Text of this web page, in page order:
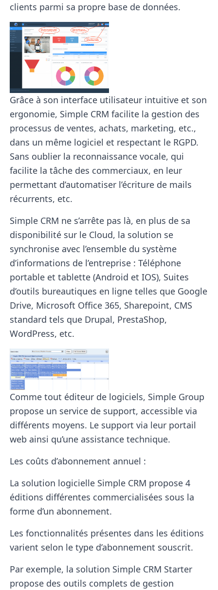
clients parmi sa propre base de données.
Grâce à son interface utilisateur intuitive et son
ergonomie, Simple CRM facilite la gestion des
processus de ventes, achats, marketing, etc.,
dans un même logiciel et respectant le RGPD.
Sans oublier la reconnaissance vocale, qui
facilite la tâche des commerciaux, en leur
permettant d’automatiser l’écriture de mails
récurrents, etc.
Simple CRM ne s’arrête pas là, en plus de sa
disponibilité sur le Cloud, la solution se
synchronise avec l’ensemble du système
d’informations de l’entreprise : Téléphone
portable et tablette (Android et IOS), Suites
d’outils bureautiques en ligne telles que Google
Drive, Microsoft Office 365, Sharepoint, CMS
standard tels que Drupal, PrestaShop,
WordPress, etc.
Comme tout éditeur de logiciels, Simple Group
propose un service de support, accessible via
différents moyens. Le support via leur portail
web ainsi qu’une assistance technique.
Les coûts d’abonnement annuel :
La solution logicielle Simple CRM propose 4
éditions différentes commercialisées sous la
forme d’un abonnement.
Les fonctionnalités présentes dans les éditions
varient selon le type d’abonnement souscrit.
Par exemple, la solution Simple CRM Starter
propose des outils complets de gestion